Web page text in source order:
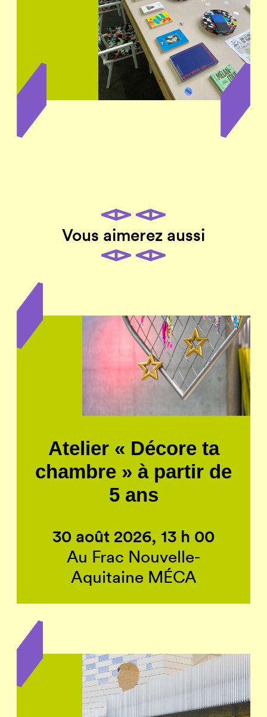
Vous aimerez aussi
Atelier « Décore ta
chambre » à partir de
5 ans
30 août 2026, 13 h 00
Au Frac Nouvelle-
Aquitaine MÉCA